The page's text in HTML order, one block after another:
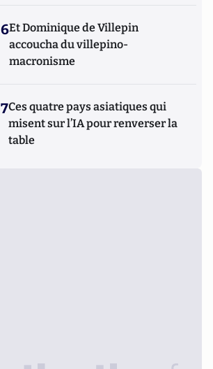
6Et Dominique de Villepin
accoucha du villepino-
macronisme
7Ces quatre pays asiatiques qui
misent sur l’IA pour renverser la
table